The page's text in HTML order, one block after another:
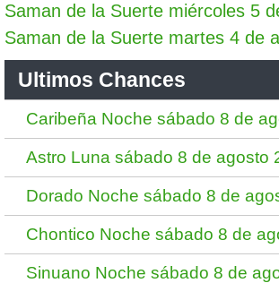
Saman de la Suerte miércoles 5
Saman de la Suerte martes 4 de
Ultimos Chances
Caribeña Noche sábado 8 de
Astro Luna sábado 8 de agosto
Dorado Noche sábado 8 de
Chontico Noche sábado 8 de
Sinuano Noche sábado 8 de